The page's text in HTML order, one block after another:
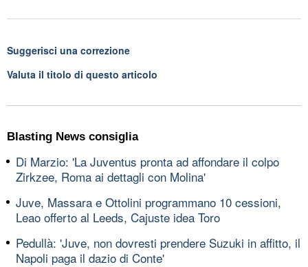
Suggerisci una correzione
Valuta il titolo di questo articolo
Blasting News consiglia
Di Marzio: 'La Juventus pronta ad affondare il colpo
Zirkzee, Roma ai dettagli con Molina'
Juve, Massara e Ottolini programmano 10 cessioni,
Leao offerto al Leeds, Cajuste idea Toro
Pedullà: 'Juve, non dovresti prendere Suzuki in affitto, il
Napoli paga il dazio di Conte'